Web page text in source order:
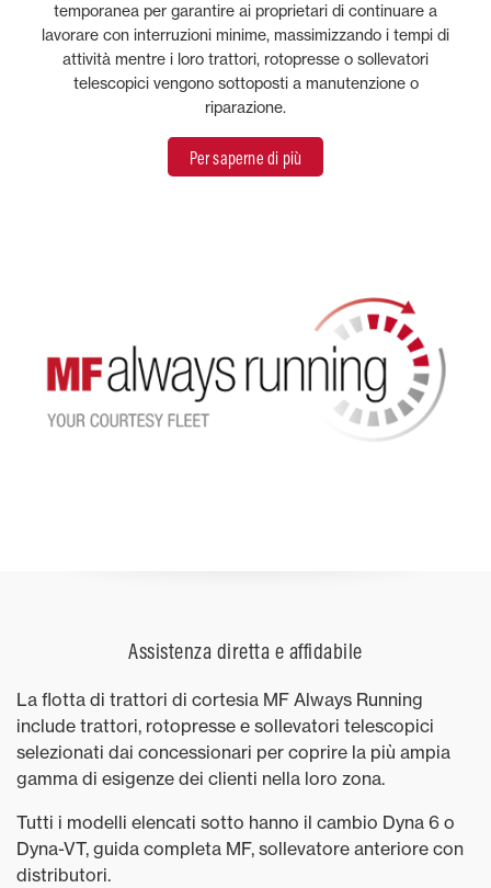
temporanea per garantire ai proprietari di continuare a
lavorare con interruzioni minime, massimizzando i tempi di
attività mentre i loro trattori, rotopresse o sollevatori
telescopici vengono sottoposti a manutenzione o
riparazione.
Per saperne di più
Assistenza diretta e affidabile
La flotta di trattori di cortesia MF Always Running
include trattori, rotopresse e sollevatori telescopici
selezionati dai concessionari per coprire la più ampia
gamma di esigenze dei clienti nella loro zona.
Tutti i modelli elencati sotto hanno il cambio Dyna 6 o
Dyna-VT, guida completa MF, sollevatore anteriore con
distributori.